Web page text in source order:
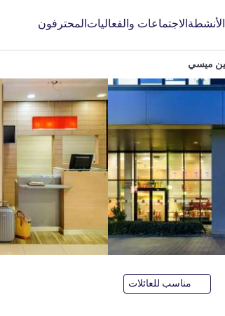
الأنشطةالاجتماعات والفعالياتالمحترفون
مناسب للعائلات